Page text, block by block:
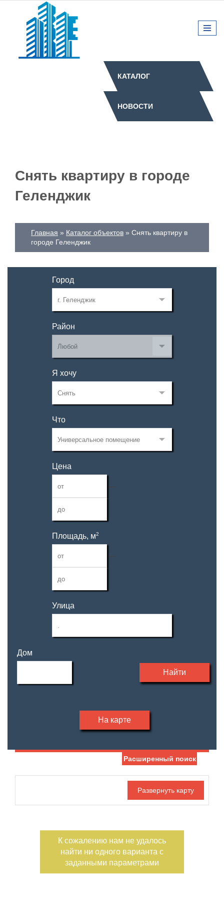
КАТАЛОГ
НОВОСТИ
Снять квартиру в городе
Геленджик
Главная Каталог объектов
Снять квартиру в
городе Геленджик
Город
Район
Я хочу
Что
Цена
—
Площадь, м2
—
Улица
Дом
Найти
На карте
С фото
Расширенный поиск
К сожалению нам не удалось
найти ни одного варианта с
заданными параметрами